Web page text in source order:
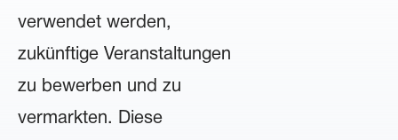
verwendet werden,
zukünftige Veranstaltungen
zu bewerben und zu
vermarkten. Diese